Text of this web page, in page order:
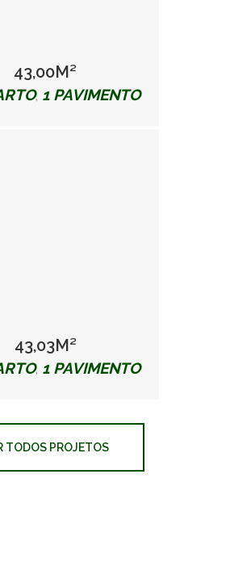
43,00M²
, 1 PAVIMENTO
43,03M²
, 1 PAVIMENTO
TODOS PROJETOS